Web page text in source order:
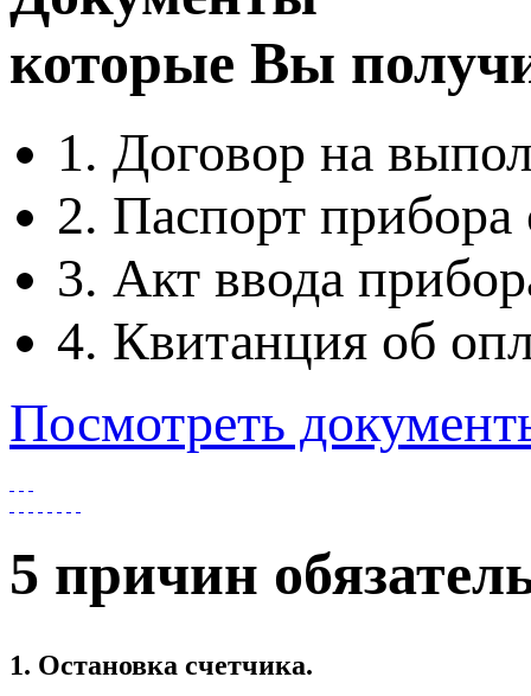
которые Вы
1. Договор на
2. Паспорт прибора
3. Акт ввода
4. Квитанция об
Посмотреть
5 причин
1. Остановка счетчика.